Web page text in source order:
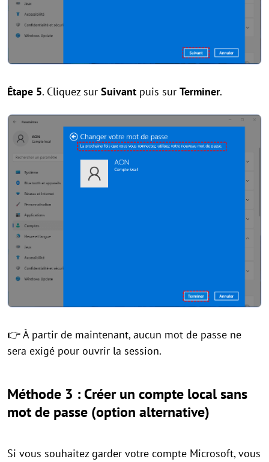
Étape 5. Cliquez sur Suivant puis sur Terminer.
👉 À partir de maintenant, aucun mot de passe ne
sera exigé pour ouvrir la session.
Méthode 3 : Créer un compte local sans
mot de passe (option alternative)
Si vous souhaitez garder votre compte Microsoft, vous